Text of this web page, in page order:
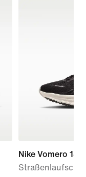
Nike Vomero 18